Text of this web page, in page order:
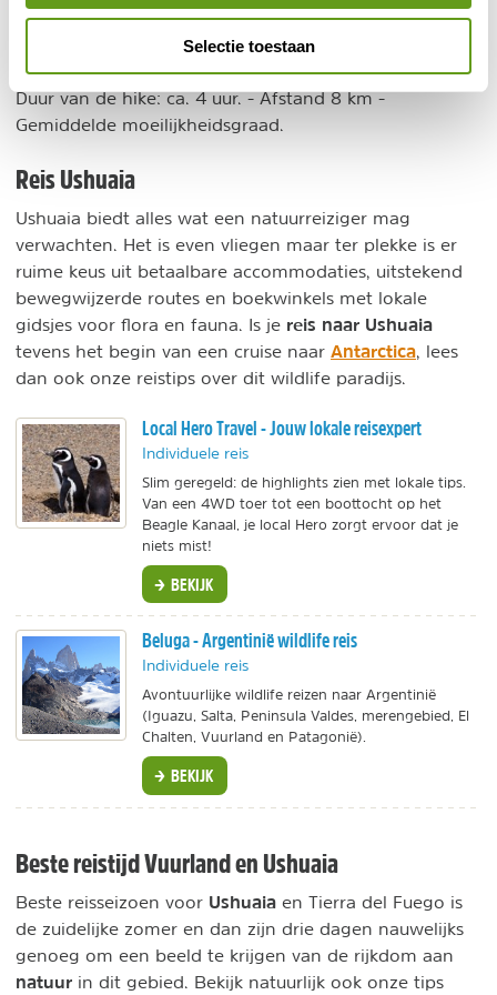
Selectie toestaan
bij de voet van de gletsjer. Je doorkruist een bos van
dode bomen, wat mooie foto's oplevert. Onderweg zie
je diverse beverdammen.
Duur van de hike: ca. 4 uur. - Afstand 8 km -
Gemiddelde moeilijkheidsgraad.
Reis Ushuaia
Ushuaia biedt alles wat een natuurreiziger mag
verwachten. Het is even vliegen maar ter plekke is er
ruime keus uit betaalbare accommodaties, uitstekend
bewegwijzerde routes en boekwinkels met lokale
gidsjes voor flora en fauna. Is je reis naar Ushuaia
tevens het begin van een cruise naar Antarctica , lees
dan ook onze reistips over dit wildlife paradijs.
Local Hero Travel - Jouw lokale reisexpert
Individuele reis
Slim geregeld: de highlights zien met lokale tips.
Van een 4WD toer tot een boottocht op het
Beagle Kanaal, je local Hero zorgt ervoor dat je
niets mist!
BEKIJK
Beluga - Argentinië wildlife reis
Individuele reis
Avontuurlijke wildlife reizen naar Argentinië
(Iguazu, Salta, Peninsula Valdes, merengebied, El
Chalten, Vuurland en Patagonië).
BEKIJK
Beste reistijd Vuurland en Ushuaia
Beste reisseizoen voor Ushuaia en Tierra del Fuego is
de zuidelijke zomer en dan zijn drie dagen nauwelijks
genoeg om een beeld te krijgen van de rijkdom aan
natuur in dit gebied. Bekijk natuurlijk ook onze tips